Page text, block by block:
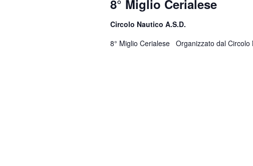
8° Miglio Cerialese
Circolo Nautico A.S.D.
8° Miglio Cerialese Organizzato dal Circolo